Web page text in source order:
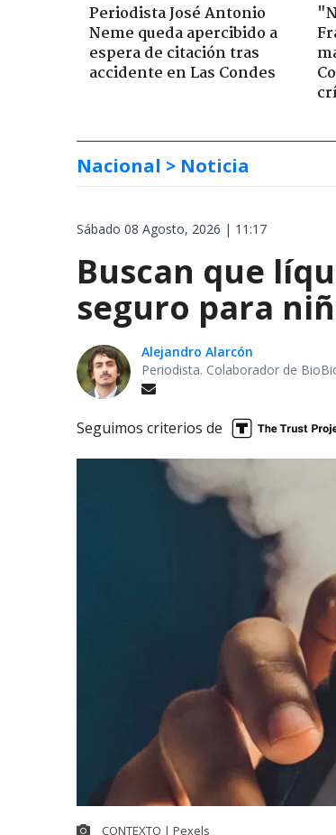
Periodista José Antonio
Neme queda apercibido a
espera de citación tras
accidente en Las Condes
Nacional > Noticia
Sábado 08 Agosto, 2026 | 11:17
Buscan que
seguro para
Alejandro Alarcón
Periodista. Colaborador de
Seguimos criterios de
CONTEXTO | Pexels